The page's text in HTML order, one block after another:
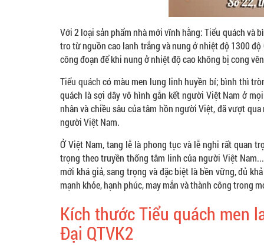
Với 2 loại sản phẩm nhà mới vĩnh hằng: Tiểu quách và
tro từ nguồn cao lanh trắng và nung ở nhiệt độ 1300
công đoạn để khi nung ở nhiệt độ cao không bị cong
Tiểu quáchcó màu men lung linh huyền bí; bình thì
quách là sợi dây vô hình gắn kết người Việt Nam ở
nhân và chiều sâu của tâm hồn người Việt, đã vượt
người Việt Nam.
Ở Việt Nam, tang lễ là phong tục và lễ nghi rất quan
trọng theo truyền thống tâm linh của người Việt
mới khá giả, sang trọng và đặc biệt là bền vững, đủ
mạnh khỏe, hạnh phúc, may mắn và thành công trong
Kích thước Tiểu quách men
Đại QTVK2